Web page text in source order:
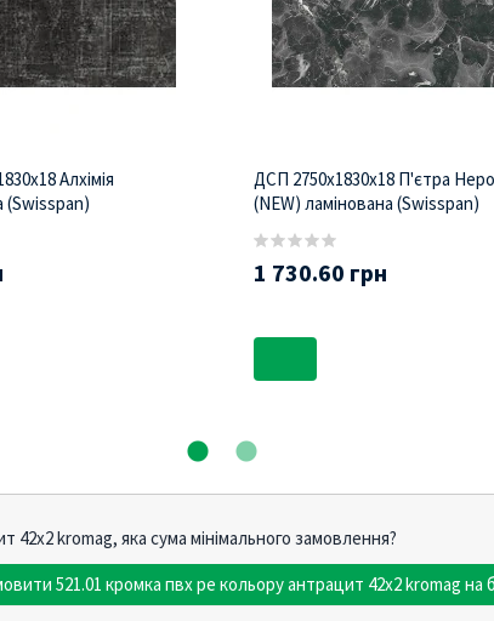
Алхімія
(Swisspan)
ДСП 2750х1830х18 П'єтра Неро
(NEW) ламінована (Swisspan)
1 730.60 грн
kromag, яка сума мінімального замовлення?
521.01 кромка пвх pe кольору антрацит 42х2 kromag на